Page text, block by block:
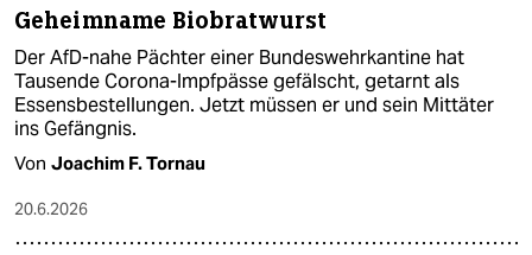
Geheimname Biobratwurst
Der AfD-nahe Pächter einer Bundeswehrkantine hat
Tausende Corona-Impfpässe gefälscht, getarnt als
Essensbestellungen. Jetzt müssen er und sein Mittäter
ins Gefängnis.
Von Joachim F. Tornau
20.6.2026